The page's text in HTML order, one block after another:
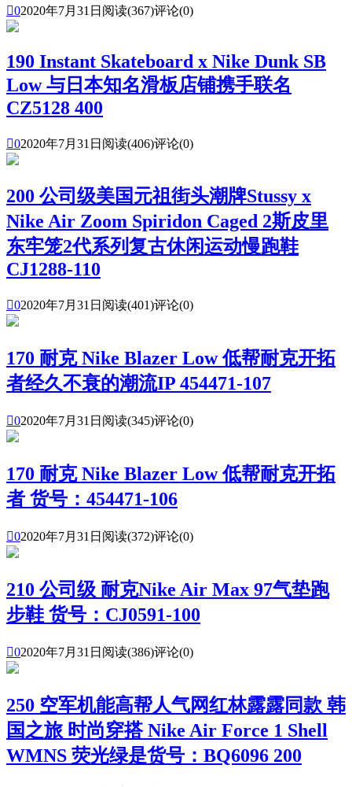
02020年7月31日 阅读(367)评论(0)
190 Instant Skateboard x Nike Dunk SB
Low 与日本知名滑板店铺携手联名
CZ5128 400
02020年7月31日 阅读(406)评论(0)
200 公司级美国元祖街头潮牌Stussy x
Nike Air Zoom Spiridon Caged 2斯皮里
东牢笼2代系列复古休闲运动慢跑鞋
CJ1288-110
02020年7月31日 阅读(401)评论(0)
170 耐克 Nike Blazer Low 低帮耐克开拓
者经久不衰的潮流IP 454471-107
02020年7月31日 阅读(345)评论(0)
170 耐克 Nike Blazer Low 低帮耐克开拓
者 货号：454471-106
02020年7月31日 阅读(372)评论(0)
210 公司级 耐克Nike Air Max 97气垫跑
步鞋 货号：CJ0591-100
02020年7月31日 阅读(386)评论(0)
250 空军机能高帮人气网红林露露同款 韩
国之旅 时尚穿搭 Nike Air Force 1 Shell
WMNS 荧光绿是货号：BQ6096 200